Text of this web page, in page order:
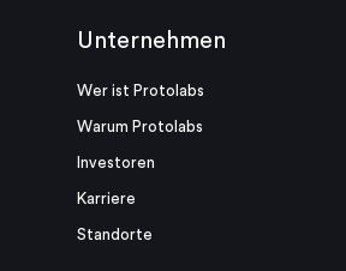
Unternehmen
Wer ist Protolabs
Warum Protolabs
Investoren
Karriere
Standorte